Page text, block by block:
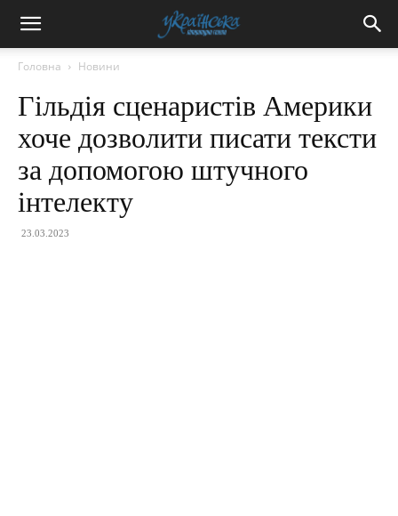
Головна Новини
Гільдія сценаристів Америки
хоче дозволити писати тексти
за допомогою штучного
інтелекту
23.03.2023